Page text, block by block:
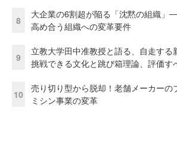
8
大企業の6割超が陥る「沈黙の組織」
高め合う組織への変革要件
9
立教大学田中准教授と語る、自走す
挑戦できる文化と跳び箱理論、評価す
10
売り切り型から脱却！老舗メーカーの
ミシン事業の変革